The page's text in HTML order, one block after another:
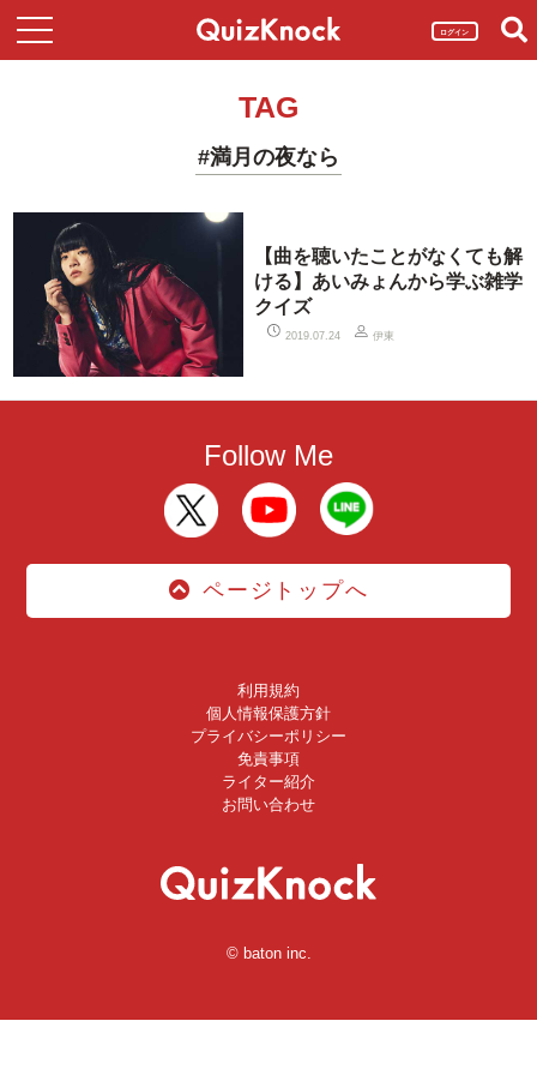
ログイン
TAG
#満月の夜なら
【曲を聴いたことがなくても解
ける】あいみょんから学ぶ雑学
クイズ
2019.07.24 伊東
Follow Me
ページトップへ
利用規約
個人情報保護方針
プライバシーポリシー
免責事項
ライター紹介
お問い合わせ
© baton inc.